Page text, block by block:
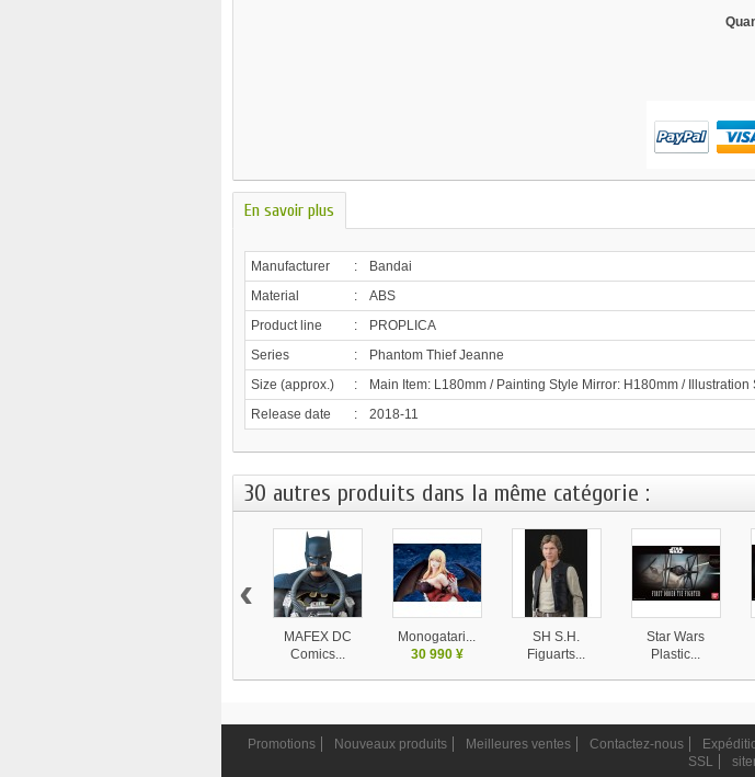
En savoir plus
Manufacturer :
Bandai
Material
:
ABS
Product line
:
PROPLICA
Series
:
Phantom Thief Jeanne
Size (approx.)
:
Main Item: L180mm / Painting Style Mirror: H180mm /
Release date
: 2018-11
30 autres produits dans la même catégorie :
MAFEX DC
Comics...
Monogatari...
30 990 ¥
SH S.H.
Figuarts...
Star Wars
Plastic...
‹
Promotions Nouveaux produits Meilleures ventes Contactez-nous
SSL